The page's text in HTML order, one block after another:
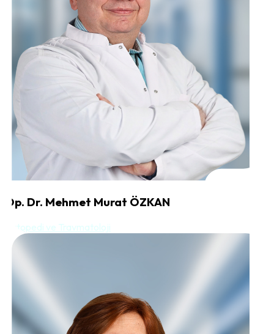
Op. Dr. Mehmet Murat ÖZKAN
Ortopedi ve Travmatoloji